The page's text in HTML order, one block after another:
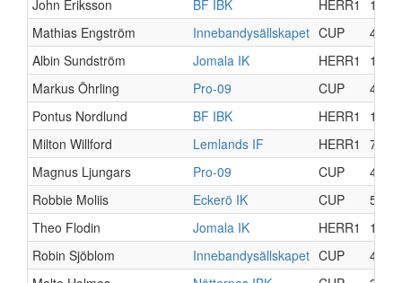
John Eriksson
BF IBK HERR1 14
Mathias Engström
Innebandysällskapet CUP 4
Albin Sundström
Jomala IK HERR1 17
Markus Öhrling
Pro-09 CUP 4
Pontus Nordlund
BF IBK HERR1 12
Milton Willford
Lemlands IF HERR1 7
Magnus Ljungars
Pro-09 CUP 4
Robbie Moliis
Eckerö IK CUP 5
Theo Flodin
Jomala IK HERR1 14
Robin Sjöblom
Innebandysällskapet CUP 4